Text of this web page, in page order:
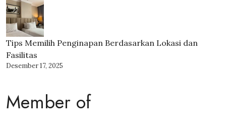
Tips Memilih Penginapan Berdasarkan Lokasi dan
Fasilitas
Desember 17, 2025
Member of